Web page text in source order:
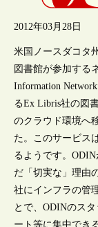
2012年03月28日
米国ノースダコタ
図書館が参加する
Information
るEx Libris社の図
のクラウド環境へ
た。このサービス
るようです。
だ「切実な」理由
社にインフラの管
とで、ODINのス
ート等に集中でき